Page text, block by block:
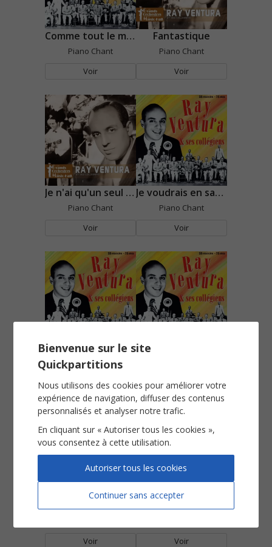
Comme tout le monde
Piano Chant
Voir
Fantastique
Piano Chant
Voir
Je n'ai qu'un seul amour
Piano Chant
Voir
Je voudrais en savoir d'avantage
Piano Chant
Voir
Le nez de Cléopâtre
Piano Chant
Voir
Voir
Maria de Bahia
Voir
Qu'est-ce qu'on attend pour être heureux
Voir
Bienvenue sur le site
Quickpartitions
Nous utilisons des cookies pour améliorer votre
expérience de navigation, diffuser des contenus
personnalisés et analyser notre trafic.
En cliquant sur « Autoriser tous les cookies »,
vous consentez à cette utilisation.
Continuer sans accepter
Autoriser tous les cookies